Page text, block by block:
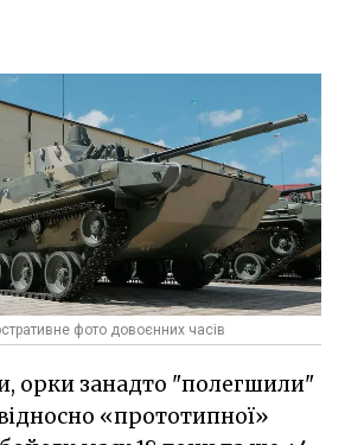
фото довоєнних часів
орки занадто "полегшили"
«прототипної»